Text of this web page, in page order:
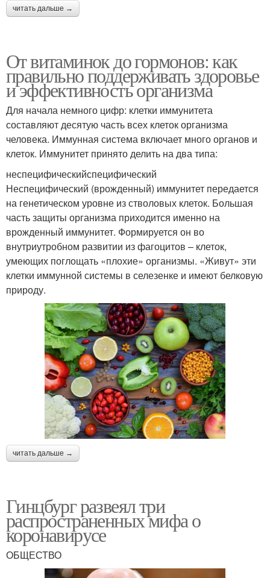
читать дальше →
От витаминок до гормонов: как
правильно поддерживать здоровье
и эффективность организма
Для начала немного цифр: клетки иммунитета
составляют десятую часть всех клеток организма
человека. Иммунная система включает много органов и
клеток. Иммунитет принято делить на два типа:
неспецифическийспецифический
Неспецифический (врожденный) иммунитет передается
на генетическом уровне из стволовых клеток. Большая
часть защиты организма приходится именно на
врожденный иммунитет. Формируется он во
внутриутробном развитии из фагоцитов – клеток,
умеющих поглощать «плохие» организмы. «Живут» эти
клетки иммунной системы в селезенке и имеют белковую
природу.
читать дальше →
Гинцбург развеял три
распространенных мифа о
коронавирусе
ОБЩЕСТВО